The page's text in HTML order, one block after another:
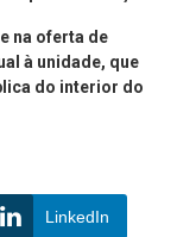
na oferta de
à unidade, que
do interior do
LinkedIn